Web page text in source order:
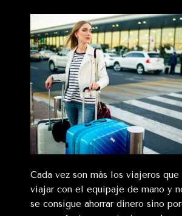
coronavirus»
Cada vez son más los viajeros
viajar con el equipaje de mano y
se consigue ahorrar dinero sino